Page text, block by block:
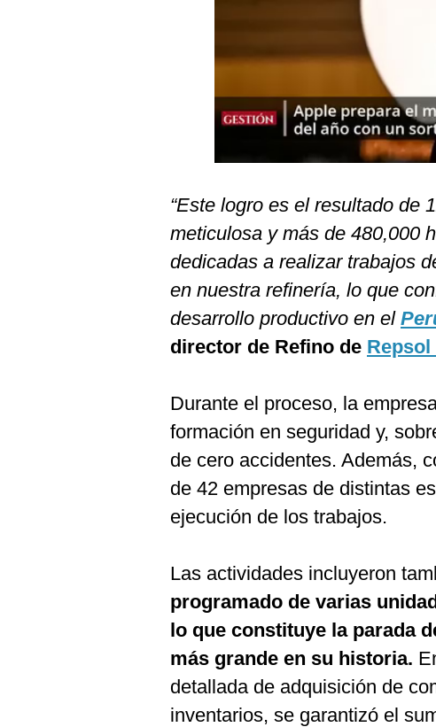
“Este logro es el resultado de
meticulosa y más de 480,000
dedicadas a realizar trabajos
en nuestra refinería, lo que
desarrollo productivo en el
director de Refino de Repsol
Durante el proceso, la
formación en seguridad y,
de cero accidentes. Además,
de 42 empresas de distintas
ejecución de los trabajos.
Las actividades incluyeron
programado de varias
lo que constituye la parada
más grande en su historia.
detallada de adquisición de
inventarios, se garantizó el